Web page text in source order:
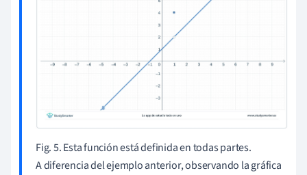
Fig. 5. Esta función está definida en todas partes.
A diferencia del ejemplo anterior, observando la gráfica